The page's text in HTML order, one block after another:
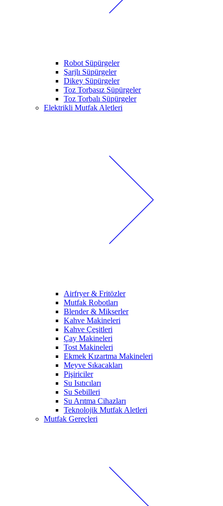
Robot Süpürgeler
Şarjlı Süpürgeler
Dikey Süpürgeler
Toz Torbasız Süpürgeler
Toz Torbalı Süpürgeler
Elektrikli Mutfak Aletleri
Airfryer & Fritözler
Mutfak Robotları
Blender & Mikserler
Kahve Makineleri
Kahve Çeşitleri
Çay Makineleri
Tost Makineleri
Ekmek Kızartma Makineleri
Meyve Sıkacakları
Pişiriciler
Su Isıtıcıları
Su Sebilleri
Su Arıtma Cihazları
Teknolojik Mutfak Aletleri
Mutfak Gereçleri